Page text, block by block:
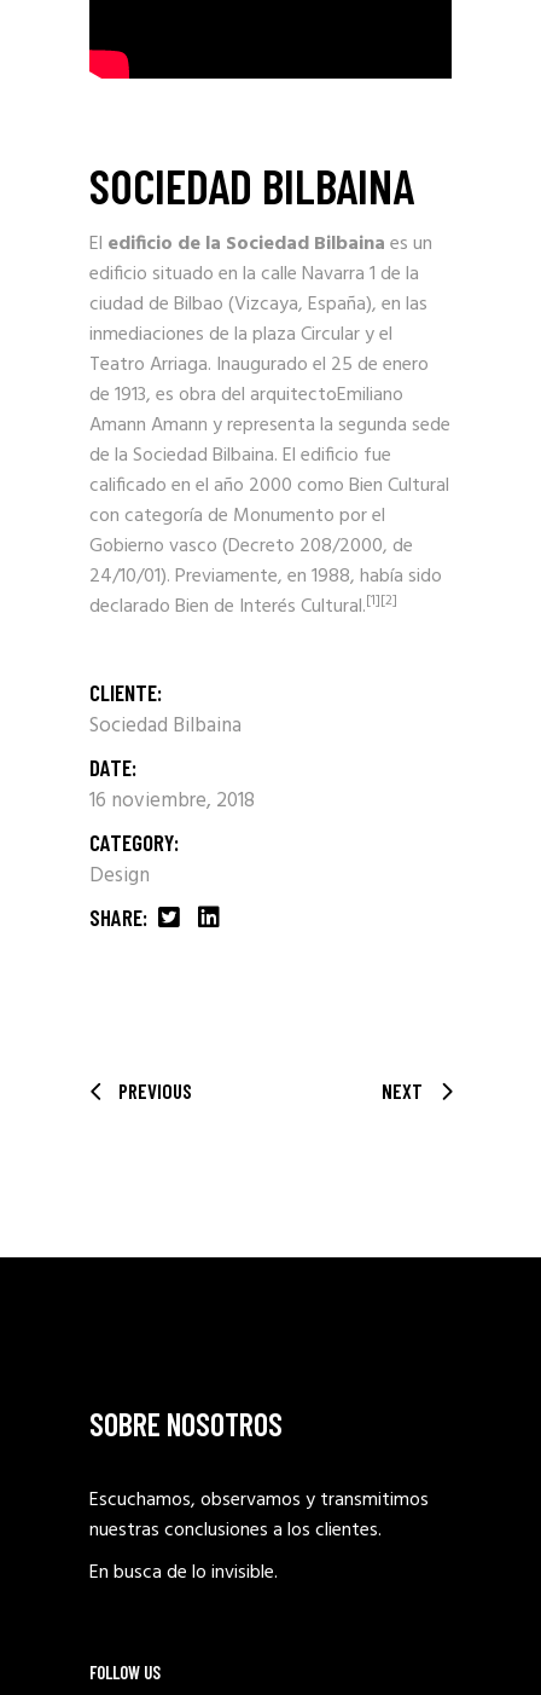
SOCIEDAD BILBAINA
El edificio de la Sociedad Bilbainaes un
edificio situado en la calle Navarra 1 de la
ciudad deBilbao(Vizcaya,España), en las
inmediaciones de laplaza Circulary el
Teatro Arriaga. Inaugurado el 25 de enero
de 1913, es obra del arquitectoEmiliano
Amann Amanny representa la segunda sede
de laSociedad Bilbaina. El edificio fue
calificado en el año 2000 comoBien Cultural
con categoría de Monumentopor el
Gobierno vasco(Decreto 208/2000, de
24/10/01). Previamente, en 1988, había sido
declaradoBien de Interés Cultural.[1][2]
CLIENTE:
Sociedad Bilbaina
DATE:
16 noviembre, 2018
CATEGORY:
Design
SHARE:
PREVIOUS NEXT
SOBRE NOSOTROS
Escuchamos, observamos y transmitimos
nuestras conclusiones a los clientes.
En busca de lo invisible.
FOLLOW US